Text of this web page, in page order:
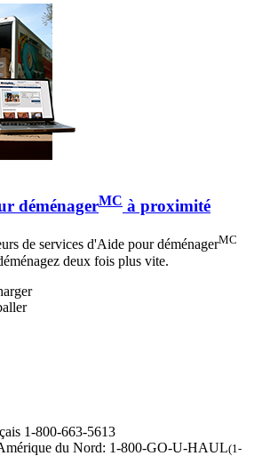
déménagerMC à proximité
de services d'Aide pour déménagerMC
deux fois plus vite.
1-800-663-5613
du Nord: 1-800-GO-U-HAUL(1-